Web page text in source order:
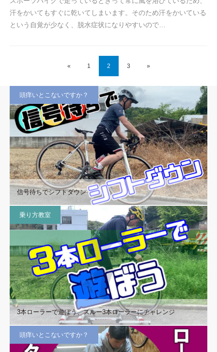
汗をかいてもすぐに乾いてしまいます。そのため汗をかいている
という自覚が少なく、脱水症状になりやすいので…
« 1 2 3 »
頭痒いとこないですか？
信号待ちでシフトダウン
乗り方教室
3本ローラーで遊ぼう、スルー3本ローラーにチャレンジ
頭痒いとこないですか？